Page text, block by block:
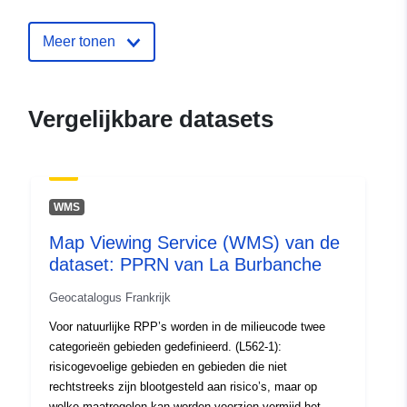
Ruimtelijk:
45.61100769 ], [
4.73027706, 45.61100769 ]
Ruimtelijk
hulpmiddel:
Meer tonen
Vergelijkbare datasets
WMS
Map Viewing Service (WMS) van de
dataset: PPRN van La Burbanche
Geocatalogus Frankrijk
Voor natuurlijke RPP’s worden in de milieucode twee
categorieën gebieden gedefinieerd. (L562-1):
risicogevoelige gebieden en gebieden die niet
rechtstreeks zijn blootgesteld aan risico’s, maar op